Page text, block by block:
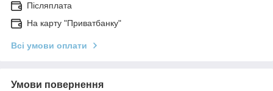
Післяплата
На карту "Приватбанку"
Всі умови оплати
Умови повернення